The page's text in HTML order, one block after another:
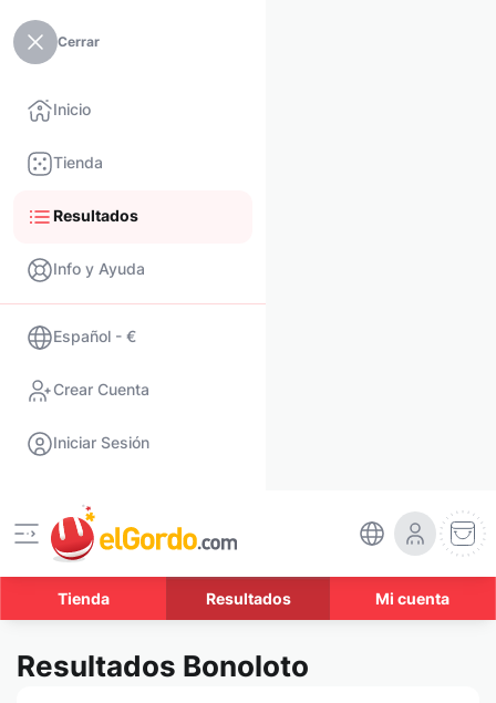
Cerrar
Inicio
Tienda
Resultados
Info y Ayuda
Español - €
Crear Cuenta
Iniciar Sesión
Tienda Resultados Mi cuenta
Resultados Bonoloto